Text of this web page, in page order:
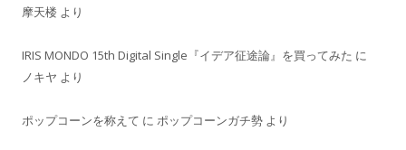
摩天楼 より
IRIS MONDO 15th Digital Single『イデア征途論』を買ってみた に
ノキヤ より
ポップコーンを称えて に ポップコーンガチ勢 より